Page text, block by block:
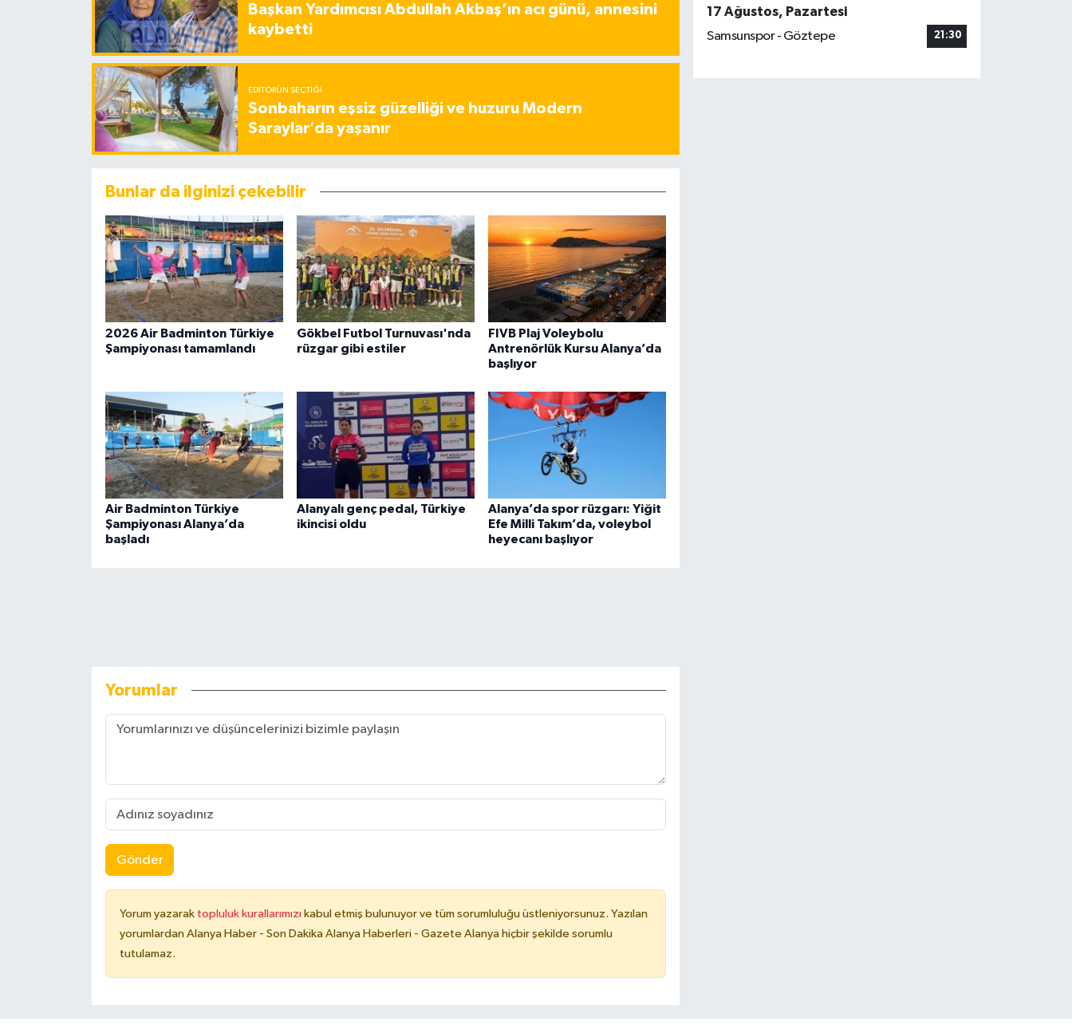
Başkan Yardımcısı Abdullah Akbaş’ın acı günü, annesini
kaybetti
EDITÖRÜN SEÇTIĞI
Sonbaharın eşsiz güzelliği ve huzuru Modern
Saraylar’da yaşanır
Bunlar da ilginizi çekebilir
2026 Air Badminton Türkiye
Şampiyonası tamamlandı
Gökbel Futbol Turnuvası'nda
rüzgar gibi estiler
FIVB Plaj Voleybolu
Antrenörlük Kursu Alanya’da
başlıyor
Air Badminton Türkiye
Şampiyonası Alanya’da
başladı
Alanyalı genç pedal, Türkiye
ikincisi oldu
Alanya’da spor rüzgarı: Yiğit
Efe Milli Takım’da, voleybol
heyecanı başlıyor
Yorumlar
Gönder
Yorum yazarak topluluk kurallarımızı kabul etmiş bulunuyor ve tüm sorumluluğu üstleniyorsunuz. Yazılan
yorumlardan Alanya Haber - Son Dakika Alanya Haberleri - Gazete Alanya hiçbir şekilde sorumlu
tutulamaz.
17 Ağustos, Pazartesi
Samsunspor - Göztepe
21:30